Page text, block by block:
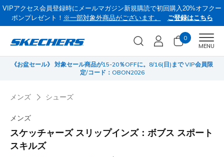
VIPアクセス会員登録時にメールマガジン新規購読で初回購入20%オフクー
ポンプレゼント！ ※一部対象外商品がございます。 ご登録はこちら
0
MENU
《お盆セール》 対象セール商品が15-20％OFFに。8/16(日)まで VIP会員限
定/コード：OBON2026
メンズ シューズ
メンズ
スケッチャーズ スリップインズ：ボブス スポート
スキルズ